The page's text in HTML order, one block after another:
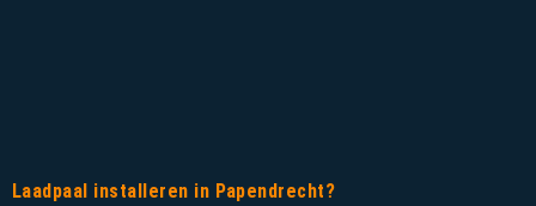
Laadpaal installeren in Papendrecht?